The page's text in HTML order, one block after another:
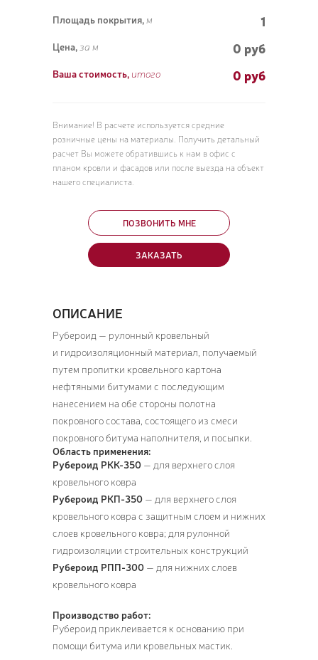
Площадь покрытия, м 1
Цена, за м 0 руб
Ваша стоимость, итого 0 руб
Внимание! В расчете используется средние
розничные цены на материалы. Получить детальный
расчет Вы можете обратившись к нам в офис с
планом кровли и фасадов или после выезда на объект
нашего специалиста.
ПОЗВОНИТЬ МНЕ
ЗАКАЗАТЬ
ОПИСАНИЕ
Рубероид — рулонный кровельный
и гидроизоляционный материал, получаемый
путем пропитки кровельного картона
нефтяными битумами с последующим
нанесением на обе стороны полотна
покровного состава, состоящего из смеси
покровного битума наполнителя, и посыпки.
Область применения:
Рубероид РКК-350 — для верхнего слоя
кровельного ковра
Рубероид РКП-350 — для верхнего слоя
кровельного ковра с защитным слоем и нижних
слоев кровельного ковра; для рулонной
гидроизоляции строительных конструкций
Рубероид РПП-300 — для нижних слоев
кровельного ковра
Производство работ:
Рубероид приклеивается к основанию при
помощи битума или кровельных мастик.